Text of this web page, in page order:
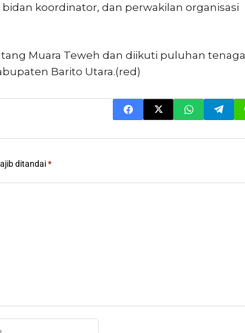
koordinator, dan perwakilan organisasi
Muara Teweh dan diikuti puluhan tenaga
Barito Utara.(red)
ditandai*